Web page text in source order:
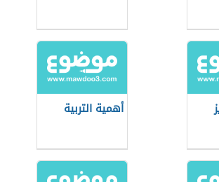
أهمية التربية